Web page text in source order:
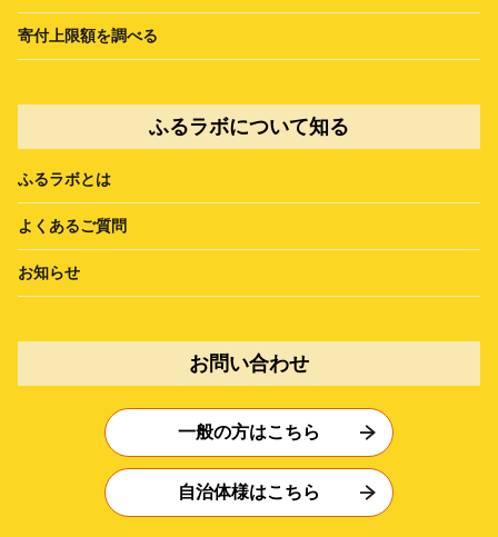
寄付上限額を調べる
ふるラボについて知る
ふるラボとは
よくあるご質問
お知らせ
お問い合わせ
一般の方はこちら
自治体様はこちら